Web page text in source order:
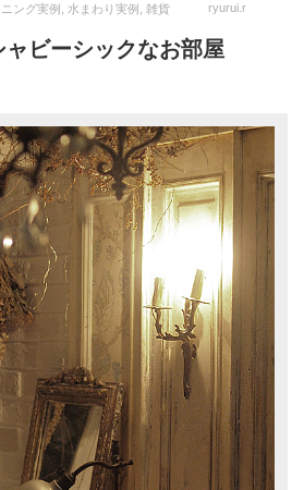
ング実例 水まわり実例 雑貨 ryurui.r
ビーシックなお部屋